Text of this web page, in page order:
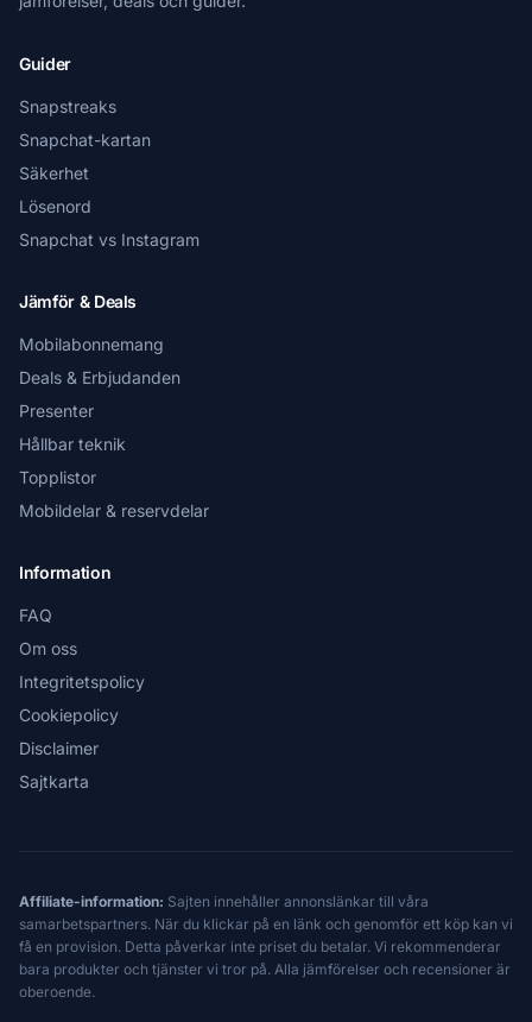
Guider
Snapstreaks
Snapchat-kartan
Säkerhet
Lösenord
Snapchat vs Instagram
Jämför & Deals
Mobilabonnemang
Deals & Erbjudanden
Presenter
Hållbar teknik
Topplistor
Mobildelar & reservdelar
Information
FAQ
Om oss
Integritetspolicy
Cookiepolicy
Disclaimer
Sajtkarta
Affiliate-information: Sajten innehåller annonslänkar till våra
samarbetspartners. När du klickar på en länk och genomför ett köp kan vi
få en provision. Detta påverkar inte priset du betalar. Vi rekommenderar
bara produkter och tjänster vi tror på. Alla jämförelser och recensioner är
oberoende.